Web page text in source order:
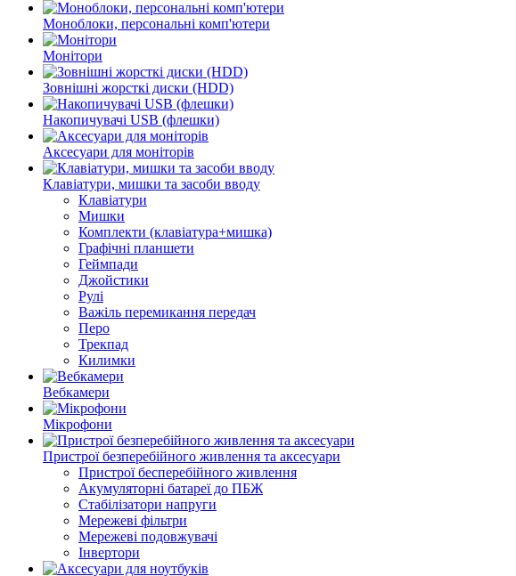
Моноблоки, персональні комп'ютери
Монітори
Зовнішні жорсткі диски (HDD)
Накопичувачі USB (флешки)
Аксесуари для моніторів
Клавіатури, мишки та засоби вводу
Клавіатури
Мишки
Комплекти (клавіатура+мишка)
Графічні планшети
Геймпади
Джойстики
Рулі
Важіль перемикання передач
Перо
Трекпад
Килимки
Вебкамери
Мікрофони
Пристрої безперебійного живлення та аксесуари
Пристрої бесперебійного живлення
Акумуляторні батареї до ПБЖ
Стабілізатори напруги
Мережеві фільтри
Мережеві подовжувачі
Інвертори